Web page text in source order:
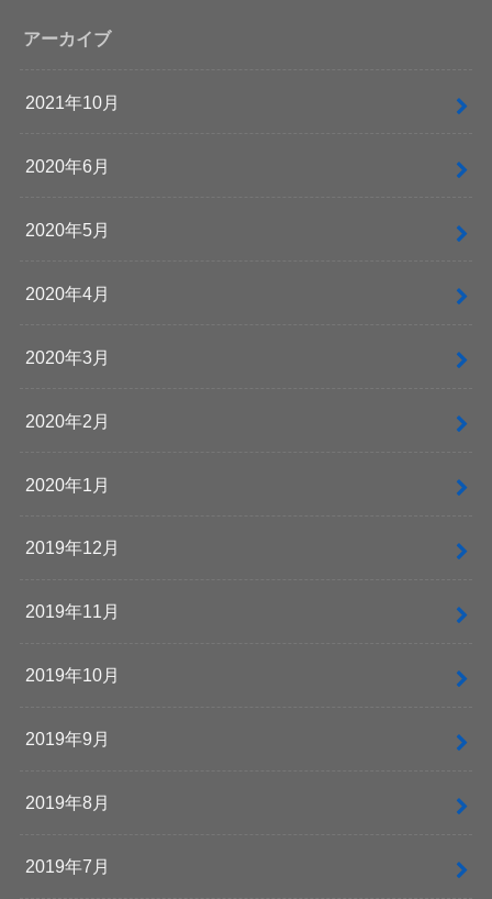
アーカイブ
2021年10月
2020年6月
2020年5月
2020年4月
2020年3月
2020年2月
2020年1月
2019年12月
2019年11月
2019年10月
2019年9月
2019年8月
2019年7月